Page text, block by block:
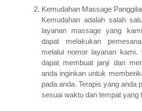
Saya / Jasa Pijat Panggilan Babarsari/
Jalan Kabupaten / Tidak Menerima
/ Bukan Bookingan Jogja Murah /
Tukang Pijat Wanita Muda / Bukan
Hanya Pijat Panggilan 24 Jam
Sheraton Jogja / Hotel Sheraton Jogja
Hotel Jayakarta Jogja / Spa Di Jogja /
Morpheus Spa Jogja / Jayakarta
Cangkringan Jogja Villas & Spa /
Panggilan Jogja / Avail Spa Jogja /
Morpheus Jogja / Red Cliff Jogja /
Kemudahan Massage
Kemudahan adalah salah
layanan massage yang
dapat melakukan
melalui nomor layanan kami.
dapat membuat janji dan
anda inginkan untuk
pada anda. Terapis yang anda
sesuai waktu dan tempat yang